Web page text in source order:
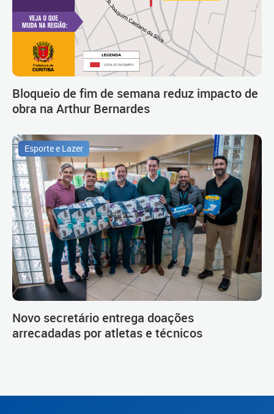
Bloqueio de fim de semana reduz impacto de
obra na Arthur Bernardes
Esporte e Lazer
Novo secretário entrega doações
arrecadadas por atletas e técnicos